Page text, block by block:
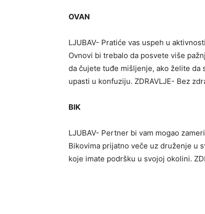
OVAN
LJUBAV- Pratiće vas uspeh u
Ovnovi bi trebalo da posvete više
da čujete tuđe mišljenje, ako želite da
upasti u konfuziju. ZDRAVLJE- Bez
BIK
LJUBAV- Pertner bi vam mogao
Bikovima prijatno veče uz druženje u
koje imate podršku u svojoj okolini.